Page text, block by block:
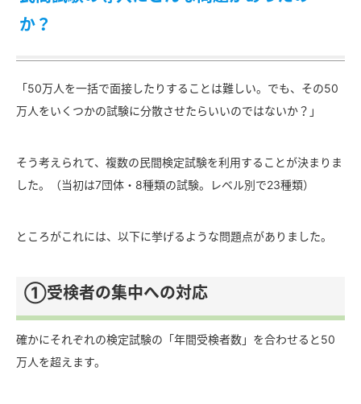
か？
「50万人を一括で面接したりすることは難しい。でも、その50
万人をいくつかの試験に分散させたらいいのではないか？」
そう考えられて、複数の民間検定試験を利用することが決まりま
した。（当初は7団体・8種類の試験。レベル別で23種類）
ところがこれには、以下に挙げるような問題点がありました。
①受検者の集中への対応
確かにそれぞれの検定試験の「年間受検者数」を合わせると50
万人を超えます。